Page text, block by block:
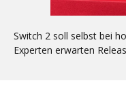
Switch 2 soll selbst bei
Experten erwarten